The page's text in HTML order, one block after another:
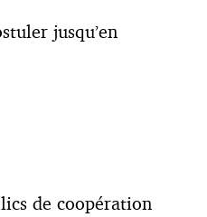
jusqu’en
de coopération